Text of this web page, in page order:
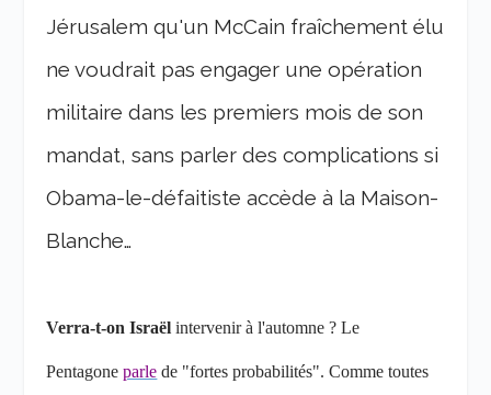
Jérusalem qu'un McCain fraîchement élu
ne voudrait pas engager une opération
militaire dans les premiers mois de son
mandat, sans parler des complications si
Obama-le-défaitiste accède à la Maison-
Blanche…
Verra-t-on Israël intervenir à l'automne ? Le
Pentagoneparle de "fortes probabilités". Comme toutes